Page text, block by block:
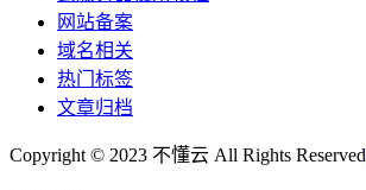
网站备案
域名相关
热门标签
文章归档
Copyright © 2023 不懂云 All Rights Reserved